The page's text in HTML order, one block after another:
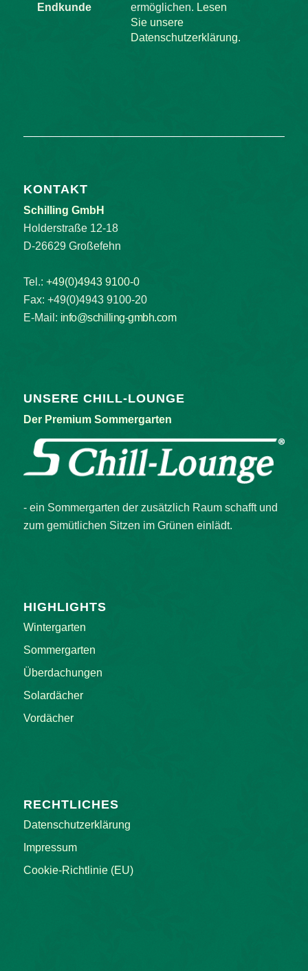
Endkunde
ermöglichen. Lesen
Sie unsere
Datenschutzerklärung.
KONTAKT
Schilling GmbH
Holderstraße 12-18
D-26629 Großefehn
Tel.: +49(0)4943 9100-0
Fax: +49(0)4943 9100-20
E-Mail: info@schilling-gmbh.com
UNSERE CHILL-LOUNGE
Der Premium Sommergarten
- ein Sommergarten der zusätzlich Raum schafft und
zum gemütlichen Sitzen im Grünen einlädt.
HIGHLIGHTS
Wintergarten
Sommergarten
Überdachungen
Solardächer
Vordächer
RECHTLICHES
Datenschutzerklärung
Impressum
Cookie-Richtlinie (EU)